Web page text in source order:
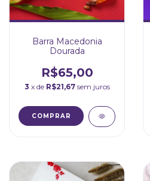
Barra Macedonia
Dourada
R$65,00
3 x de R$21,67sem juros